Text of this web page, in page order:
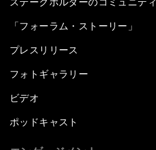
「フォーラム・ストーリー」
プレスリリース
フォトギャラリー
ビデオ
ポッドキャスト